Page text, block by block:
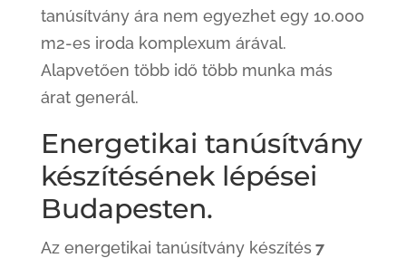
tanúsítvány ára nem egyezhet egy 10.000
m2-es iroda komplexum árával.
Alapvetően több idő több munka más
árat generál.
Energetikai tanúsítvány
készítésének lépései
Budapesten.
Az energetikai tanúsítvány készítés 7